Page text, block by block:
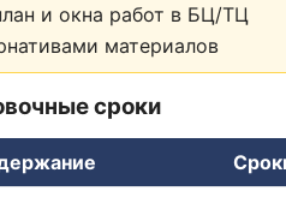
и окна работ в БЦ/ТЦ
материалов
сроки